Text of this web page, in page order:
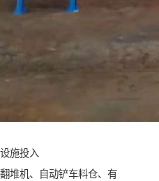
施投入
堆机、自动铲车料仓、有